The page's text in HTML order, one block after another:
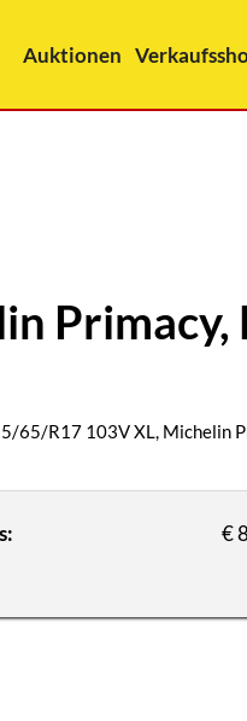
Auktionen
65/R17 103V XL, Michelin
€